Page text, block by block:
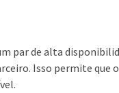
par de alta
Isso permite que